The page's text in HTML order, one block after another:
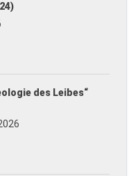
des Leibes“